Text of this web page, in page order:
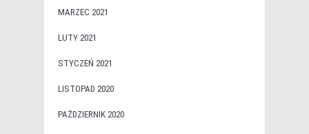
MARZEC 2021
LUTY 2021
STYCZEŃ 2021
LISTOPAD 2020
PAŹDZIERNIK 2020